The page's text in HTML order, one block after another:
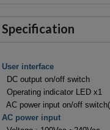
Specification
User interface
DC output on/off switch
Operating indicator LED x1
AC power input on/off
AC power input